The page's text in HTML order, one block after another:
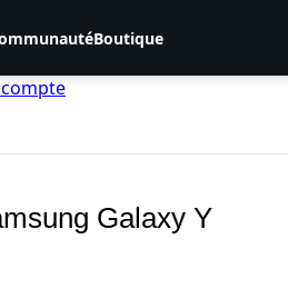
Boutique
compte
Galaxy Y